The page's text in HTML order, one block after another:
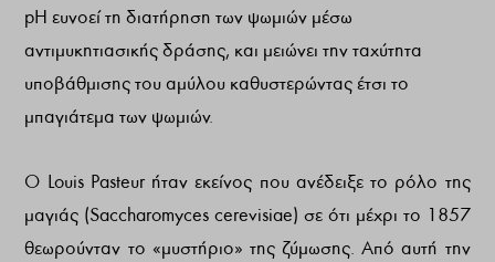
pH ευνοεί τη διατήρηση των ψωμιών μέσω
αντιμυκητιασικής δράσης, και μειώνει την ταχύτητα
υποβάθμισης του αμύλου καθυστερώντας έτσι το
μπαγιάτεμα των ψωμιών.
Ο Louis Pasteur ήταν εκείνος που ανέδειξε το ρόλο της
μαγιάς (Saccharomyces cerevisiae) σε ότι μέχρι το 1857
θεωρούνταν το «μυστήριο» της ζύμωσης. Από αυτή την